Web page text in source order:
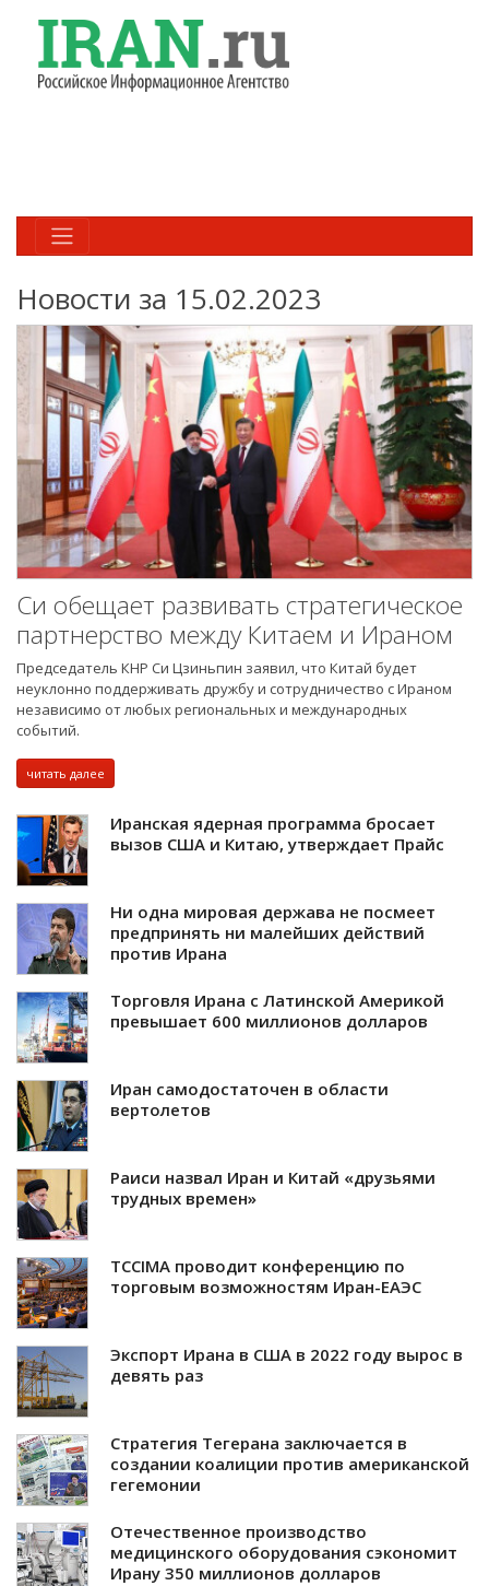
Новости за 15.02.2023
Си обещает развивать стратегическое
партнерство между Китаем и Ираном
Председатель КНР Си Цзиньпин заявил, что Китай будет
неуклонно поддерживать дружбу и сотрудничество с Ираном
независимо от любых региональных и международных
событий.
читать далее
Иранская ядерная программа бросает
вызов США и Китаю, утверждает Прайс
Ни одна мировая держава не посмеет
предпринять ни малейших действий
против Ирана
Торговля Ирана с Латинской Америкой
превышает 600 миллионов долларов
Иран самодостаточен в области
вертолетов
Раиси назвал Иран и Китай «друзьями
трудных времен»
TCCIMA проводит конференцию по
торговым возможностям Иран-ЕАЭС
Экспорт Ирана в США в 2022 году вырос в
девять раз
Стратегия Тегерана заключается в
создании коалиции против американской
гегемонии
Отечественное производство
медицинского оборудования сэкономит
Ирану 350 миллионов долларов